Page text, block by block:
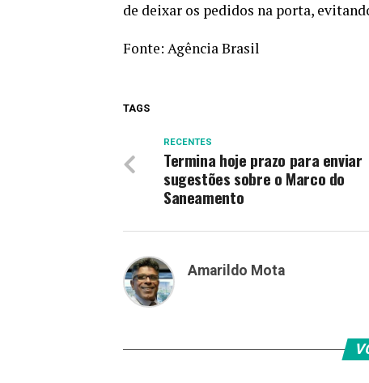
de deixar os pedidos na porta,
Fonte: Agência Brasil
TAGS
RECENTES
Termina hoje prazo para enviar
sugestões sobre o Marco do
Saneamento
Amarildo Mota